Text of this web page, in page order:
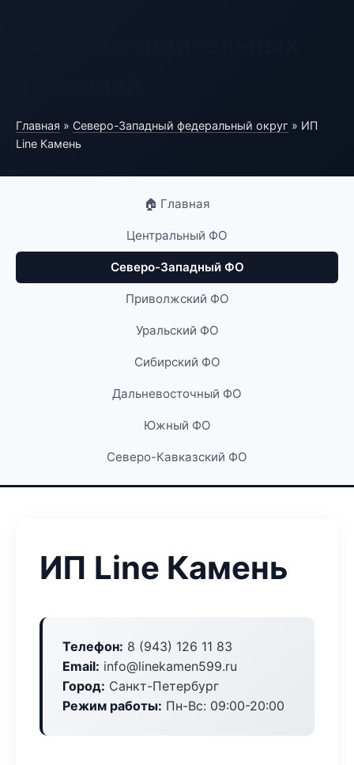
Главная » Северо-Западный федеральный округ » ИП
Line Камень
🏠 Главная
Центральный ФО
Северо-Западный ФО
Приволжский ФО
Уральский ФО
Сибирский ФО
Дальневосточный ФО
Южный ФО
Северо-Кавказский ФО
ИП Line Камень
Телефон: 8 (943) 126 11 83
Email: info@linekamen599.ru
Город: Санкт-Петербург
Режим работы: Пн-Вс: 09:00-20:00